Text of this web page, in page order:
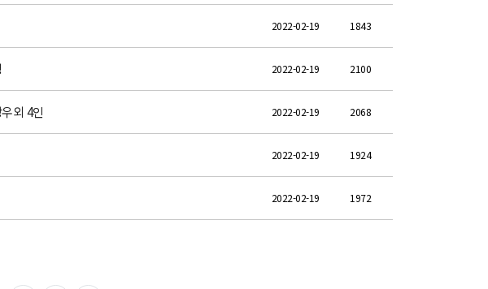
2022-02-19 1843
2022-02-19 2100
외 4인 2022-02-19 2068
2022-02-19 1924
2022-02-19 1972